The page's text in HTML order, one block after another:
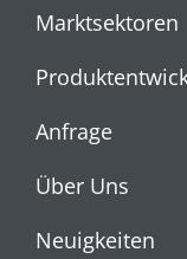
Marktsektoren
Anfrage
Über Uns
Neuigkeiten